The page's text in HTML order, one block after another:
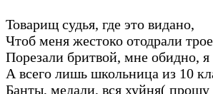
Товарищ судья, где это видано,
Чтоб меня жестоко отодрали
Порезали бритвой, мне обидно, я
А всего лишь школьница из 10
Банты, медали, вся хуйня( прошу